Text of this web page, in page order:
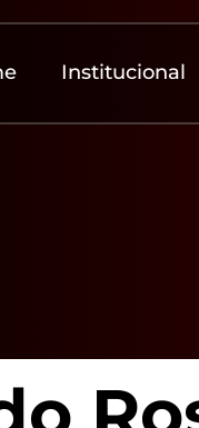
Institucional